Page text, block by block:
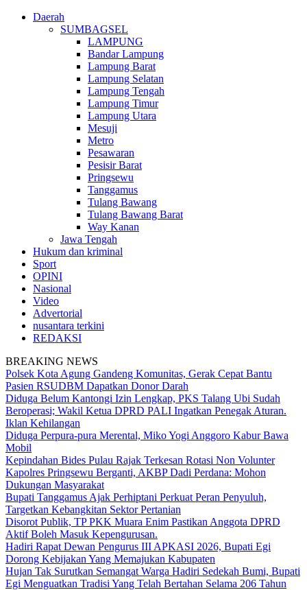
Daerah
SUMBAGSEL
LAMPUNG
Bandar Lampung
Lampung Barat
Lampung Selatan
Lampung Tengah
Lampung Timur
Lampung Utara
Mesuji
Metro
Pesawaran
Pesisir Barat
Pringsewu
Tanggamus
Tulang Bawang
Tulang Bawang Barat
Way Kanan
Jawa Tengah
Hukum dan kriminal
Sport
OPINI
Nasional
Video
Advertorial
nusantara terkini
REDAKSI
BREAKING NEWS
Polsek Kota Agung Gandeng Komunitas, Gerak Cepat Bantu
Pasien RSUDBM Dapatkan Donor Darah
Diduga Belum Kantongi Izin Lengkap, PKS Talang Ubi Sudah
Beroperasi; Wakil Ketua DPRD PALI Ingatkan Penegak Aturan.
Iklan Kehilangan
Diduga Perpura-pura Merental, Miko Yogi Anggoro Kabur Bawa
Mobil
Kepindahan Bides Pulau Rajak Terkesan Rotasi Non Volunter
Kapolres Pringsewu Berganti, AKBP Dadi Perdana: Mohon
Dukungan Masyarakat
Bupati Tanggamus Ajak Perhiptani Perkuat Peran Penyuluh,
Targetkan Kebangkitan Sektor Pertanian
Disorot Publik, TP PKK Muara Enim Pastikan Anggota DPRD
Aktif Boleh Masuk Kepengurusan.
Hadiri Rapat Dewan Pengurus III APKASI 2026, Bupati Egi
Dorong Kebijakan Yang Memajukan Kabupaten
Hujan Tak Surutkan Semangat Warga Hadiri Sedekah Bumi, Bupati
Egi Menguatkan Tradisi Yang Telah Bertahan Selama 206 Tahun